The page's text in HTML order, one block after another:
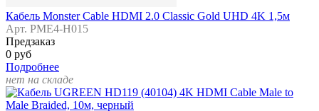
Кабель Monster Cable HDMI 2.0 Classic Gold UHD 4K 1,5м
Арт. PME4-H015
Предзаказ
0 руб
Подробнее
нет на складе